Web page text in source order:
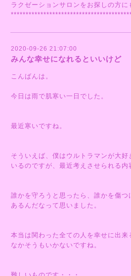
ラクゼーションサロンをお探しの方に
2020-09-26 21:07:00
みんな幸せになれるといいけど
こんばんは。
今日は雨で肌寒い一日でした。
最近寒いですね。
そういえば、僕はウルトラマンが大好
いるのですが、最近考えさせられる内
誰かを守ろうと思ったら、誰かを傷つ
あるんだなって思いました。
本当は関わった全ての人を幸せに出
なかそうもいかないですね。